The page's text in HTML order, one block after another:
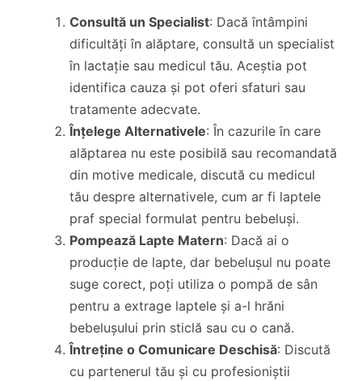
Consultă un Specialist: Dacă întâmpini
dificultăți în alăptare, consultă un specialist
în lactație sau medicul tău. Aceștia pot
identifica cauza și pot oferi sfaturi sau
tratamente adecvate.
Înțelege Alternativele: În cazurile în care
alăptarea nu este posibilă sau recomandată
din motive medicale, discută cu medicul
tău despre alternativele, cum ar fi laptele
praf special formulat pentru bebeluși.
Pompează Lapte Matern: Dacă ai o
producție de lapte, dar bebelușul nu poate
suge corect, poți utiliza o pompă de sân
pentru a extrage laptele și a-l hrăni
bebelușului prin sticlă sau cu o cană.
Întreține o Comunicare Deschisă: Discută
cu partenerul tău și cu profesioniștii